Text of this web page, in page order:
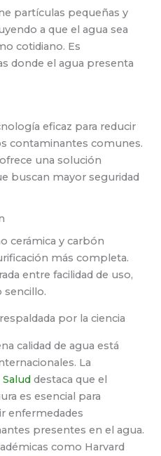
partículas pequeñas y
a que el agua sea
cotidiano. Es
donde el agua presenta
eficaz para reducir
contaminantes comunes.
una solución
buscan mayor seguridad
cerámica y carbón
más completa.
entre facilidad de uso,
sencillo.
por la ciencia
calidad de agua está
La
destaca que el
es esencial para
enfermedades
presentes en el agua.
como Harvard